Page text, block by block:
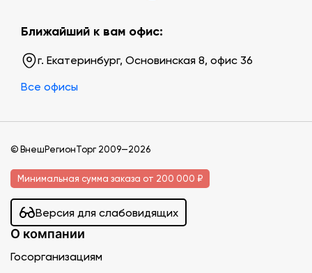
Ближайший к вам офис:
г. Екатеринбург, Основинская 8, офис 36
Все офисы
© ВнешРегионТорг 2009—2026
Минимальная сумма заказа от 200 000 ₽
Версия для слабовидящих
О компании
Госорганизациям